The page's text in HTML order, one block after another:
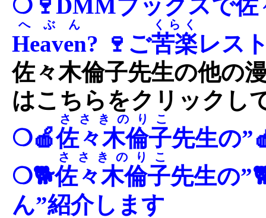
❍🍷DMMブックスで佐
Heaven
へぶん
? 🍷ご苦楽
くらく
レス
佐々木倫子先生の他の
はこちらをクリックし
❍🍎佐々木倫子
ささきのりこ
先生の
❍🐕佐々木倫子
ささきのりこ
先生の
ん”紹介します